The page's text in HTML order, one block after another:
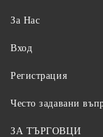
За Нас
Вход
Регистрация
Често задавани
ЗА ТЪРГОВЦИ